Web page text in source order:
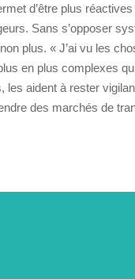
d’être plus
Sans s’opposer
plus. « J’ai vu les
en plus complexes
aident à rester
des marchés de